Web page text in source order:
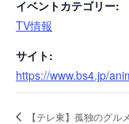
イベントカテゴリー:
TV情報
サイト:
https://www.bs4.jp/
【テレ東】孤独のグル